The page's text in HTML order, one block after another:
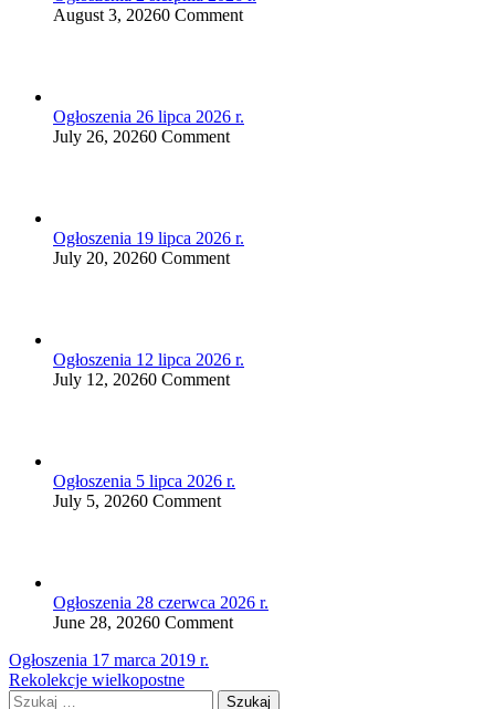
August 3, 20260 Comment
Ogłoszenia 26 lipca 2026 r.
July 26, 20260 Comment
Ogłoszenia 19 lipca 2026 r.
July 20, 20260 Comment
Ogłoszenia 12 lipca 2026 r.
July 12, 20260 Comment
Ogłoszenia 5 lipca 2026 r.
July 5, 20260 Comment
Ogłoszenia 28 czerwca 2026 r.
June 28, 20260 Comment
Nawigacja
wpisu
Ogłoszenia 17 marca 2019 r.
Rekolekcje wielkopostne
Szukaj: